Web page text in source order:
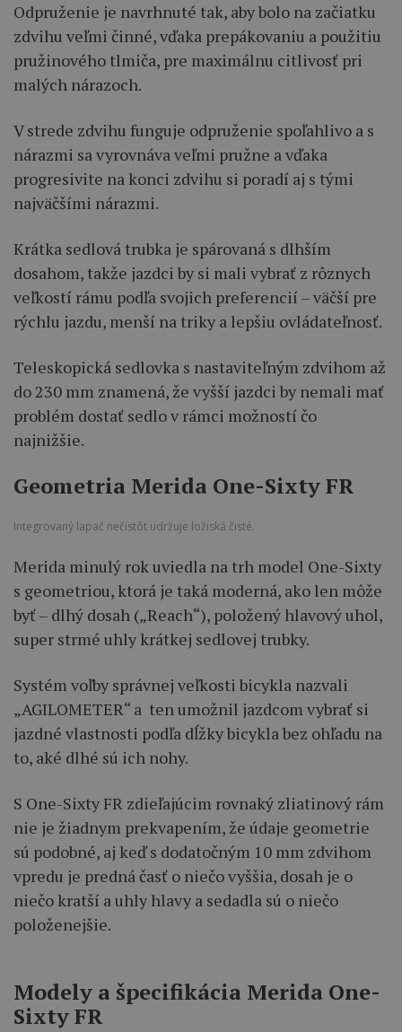
Odpruženie je navrhnuté tak, aby bolo na začiatku
zdvihu veľmi činné, vďaka prepákovaniu a použitiu
pružinového tlmiča, pre maximálnu citlivosť pri
malých nárazoch.
V strede zdvihu funguje odpruženie spoľahlivo a s
nárazmi sa vyrovnáva veľmi pružne a vďaka
progresivite na konci zdvihu si poradí aj s tými
najväčšími nárazmi.
Krátka sedlová trubka je spárovaná s dlhším
dosahom, takže jazdci by si mali vybrať z rôznych
veľkostí rámu podľa svojich preferencií – väčší pre
rýchlu jazdu, menší na triky a lepšiu ovládateľnosť.
Teleskopická sedlovka s nastaviteľným zdvihom až
do 230 mm znamená, že vyšší jazdci by nemali mať
problém dostať sedlo v rámci možností čo
najnižšie.
Geometria Merida One-Sixty FR
Integrovaný lapač nečistôt udržuje ložiská čisté.
Merida minulý rok uviedla na trh model One-Sixty
s geometriou, ktorá je taká moderná, ako len môže
byť – dlhý dosah („Reach“), položený hlavový uhol,
super strmé uhly krátkej sedlovej trubky.
Systém voľby správnej veľkosti bicykla nazvali
„AGILOMETER“ a ten umožnil jazdcom vybrať si
jazdné vlastnosti podľa dĺžky bicykla bez ohľadu na
to, aké dlhé sú ich nohy.
S One-Sixty FR zdieľajúcim rovnaký zliatinový rám
nie je žiadnym prekvapením, že údaje geometrie
sú podobné, aj keď s dodatočným 10 mm zdvihom
vpredu je predná časť o niečo vyššia, dosah je o
niečo kratší a uhly hlavy a sedadla sú o niečo
položenejšie.
Modely a špecifikácia Merida One-
Sixty FR